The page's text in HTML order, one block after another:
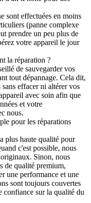
sont effectuées en moins
(panne complexe
prendre un peu plus de
votre appareil le jour
la réparation ?
de sauvegarder vos
tout dépannage. Cela dit,
effacer ni altérer vos
avec soin afin que
et votre
nous.
pour les réparations
plus haute qualité pour
c'est possible, nous
Sinon, nous
de qualité premium,
une performance et une
sont toujours couvertes
confiance sur la qualité du